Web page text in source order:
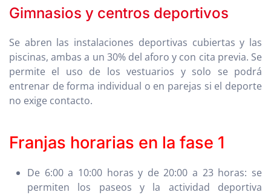
Gimnasios y centros deportivos
Se abren las instalaciones deportivas cubiertas y las
piscinas, ambas a un 30% del aforo y con cita previa. Se
permite el uso de los vestuarios y solo se podrá
entrenar de forma individual o en parejas si el deporte
no exige contacto.
Franjas horarias en la fase 1
De 6:00 a 10:00 horas y de 20:00 a 23 horas: se
permiten los paseos y la actividad deportiva